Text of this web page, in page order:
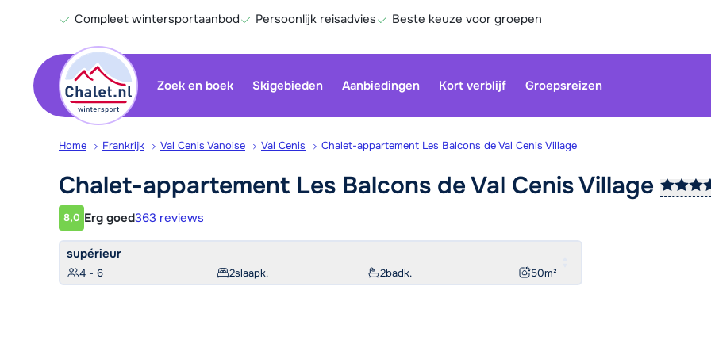
Compleet wintersportaanbod Persoonlijk reisadvies Beste keuze voor groepen
Zoek en boek Skigebieden Aanbiedingen Kort verblijf Groepsreizen
Onze
Home Frankrijk Val Cenis Vanoise Val Cenis Chalet-appartement Les Balcons de Val Cenis Village
Chalet-appartement Les Balcons de Val CenisVillage
Klantwaardering
8,0 Erg goed363 reviews
supérieur
4 - 6 2slaapk. 2badk. 50m²